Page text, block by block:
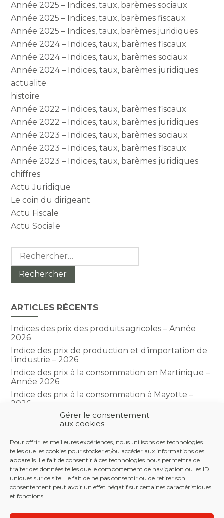
Gérer le consentement
aux cookies
Pour offrir les meilleures expériences, nous utilisons des technologies
telles que les cookies pour stocker et/ou accéder aux informations des
appareils. Le fait de consentir à ces technologies nous permettra de
traiter des données telles que le comportement de navigation ou les ID
uniques sur ce site. Le fait de ne pas consentir ou de retirer son
consentement peut avoir un effet négatif sur certaines caractéristiques
et fonctions.
Année 2025 – Indices, taux, barèmes sociaux
Année 2025 – Indices, taux, barèmes fiscaux
Année 2025 – Indices, taux, barèmes juridiques
Année 2024 – Indices, taux, barèmes fiscaux
Année 2024 – Indices, taux, barèmes sociaux
Année 2024 – Indices, taux, barèmes juridiques
actualite
histoire
Année 2022 – Indices, taux, barèmes fiscaux
Année 2022 – Indices, taux, barèmes juridiques
Année 2023 – Indices, taux, barèmes sociaux
Année 2023 – Indices, taux, barèmes fiscaux
Année 2023 – Indices, taux, barèmes juridiques
chiffres
Actu Juridique
Le coin du dirigeant
Actu Fiscale
Actu Sociale
Rechercher :
ARTICLES RÉCENTS
Indices des prix des produits agricoles – Année
2026
Indice des prix de production et d’importation de
l’industrie – 2026
Indice des prix à la consommation en Martinique –
Année 2026
Indice des prix à la consommation à Mayotte –
2026
Indice du climat des affaires dans le BTP – Année
COMMENTAIRES RÉCENTS
Footer
LE CABINET NOS SERVICES NOS OUTILS